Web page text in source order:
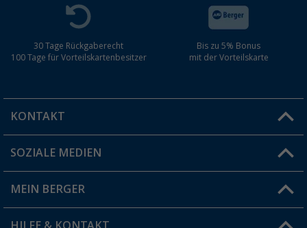
30 Tage Rückgaberecht
100 Tage für Vorteilskartenbesitzer
Bis zu 5% Bonus
mit der Vorteilskarte
KONTAKT
Du hast eine Frage?
Filiale finden
SOZIALE MEDIEN
MEIN BERGER